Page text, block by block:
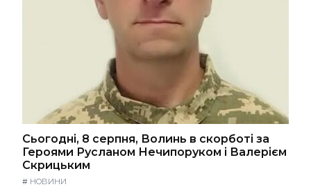
Сьогодні, 8 серпня, Волинь в скорботі за
Героями Русланом Нечипоруком і Валерієм
Скрицьким
# НОВИНИ